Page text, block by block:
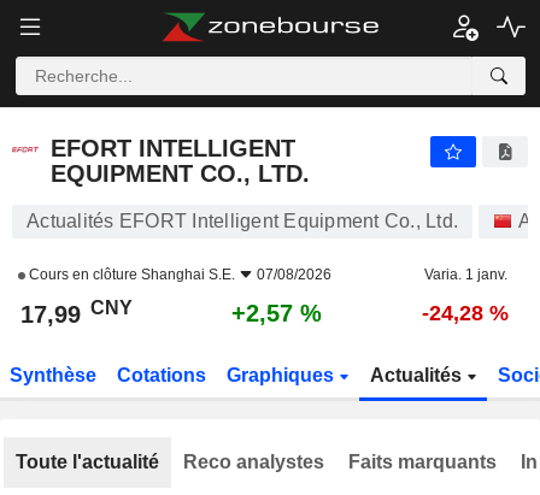
EFORT INTELLIGENT
EQUIPMENT CO., LTD.
Actualités EFORT Intelligent Equipment Co., Ltd.
Cours en clôture Shanghai S.E. 07/08/2026 Varia. 1 janv.
17,99 CNY +2,57 % -24,28 %
Synthèse Cotations Graphiques Actualités
Toute l'actualité Reco analystes Faits marquants